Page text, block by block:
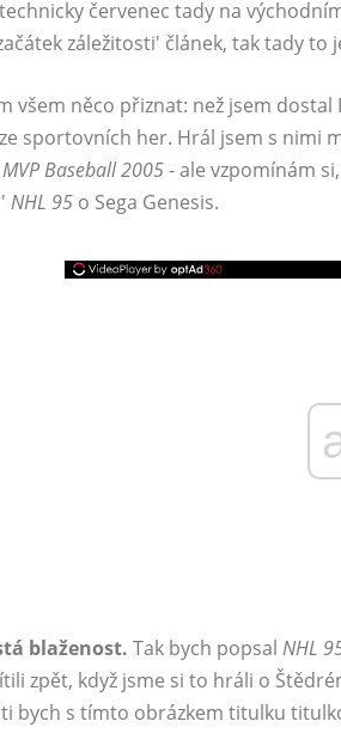
červenec tady na
záležitosti' článek, tak tady to
všem něco přiznat: než jsem
sportovních her. Hrál jsem s nimi
MVP Baseball 2005- ale vzpomínám
NHL 95 o Sega Genesis.
blaženost. Tak bych popsal NHL
zpět, když jsme si to hráli o
bych s tímto obrázkem titulku